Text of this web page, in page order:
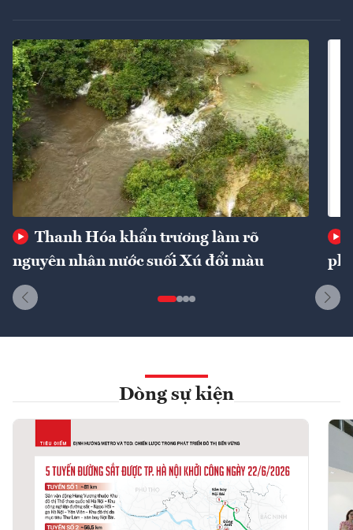
Thanh Hóa khẩn trương làm rõ
nguyên nhân nước suối Xú đổi màu
phí
Dòng sự kiện